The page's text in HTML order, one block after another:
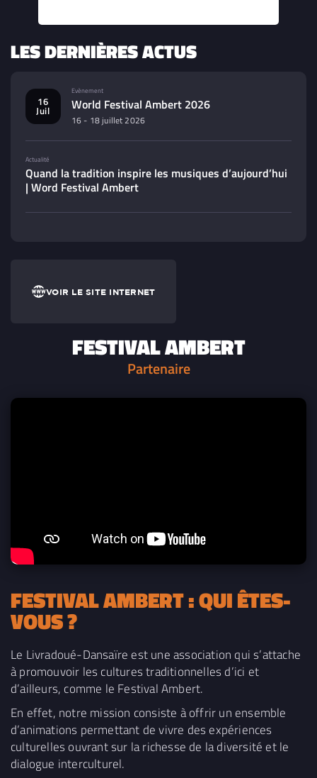
LES DERNIÈRES ACTUS
16
Juil
Evènement
World Festival Ambert 2026
16 - 18 juillet 2026
Actualité
Quand la tradition inspire les musiques d’aujourd’hui
| Word Festival Ambert
VOIR LE SITE INTERNET
FESTIVAL AMBERT
Partenaire
FESTIVAL AMBERT : QUI ÊTES-
VOUS ?
Le Livradoué-Dansaïre est une association qui s’attache
à promouvoir les cultures traditionnelles d’ici et
d’ailleurs, comme le Festival Ambert.
En effet, notre mission consiste à offrir un ensemble
d’animations permettant de vivre des expériences
culturelles ouvrant sur la richesse de la diversité et le
dialogue interculturel.